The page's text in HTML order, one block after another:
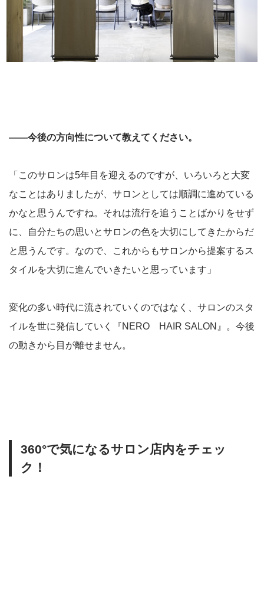
――今後の方向性について教えてください。
「このサロンは5年目を迎えるのですが、いろいろと大変
なことはありましたが、サロンとしては順調に進めている
かなと思うんですね。それは流行を追うことばかりをせず
に、自分たちの思いとサロンの色を大切にしてきたからだ
と思うんです。なので、これからもサロンから提案するス
タイルを大切に進んでいきたいと思っています」
変化の多い時代に流されていくのではなく、サロンのスタ
イルを世に発信していく『NERO HAIR SALON』。今後
の動きから目が離せません。
360°で気になるサロン店内をチェッ
ク！